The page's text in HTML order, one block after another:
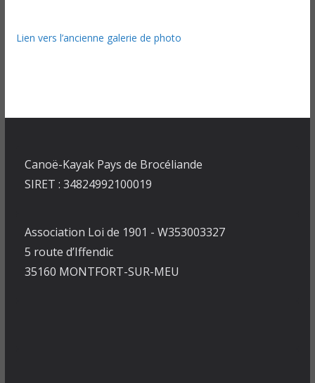
Lien vers l’ancienne galerie de photo
Canoë-Kayak Pays de Brocéliande
SIRET : 34824992100019
Association Loi de 1901 - W353003327
5 route d’Iffendic
35160 MONTFORT-SUR-MEU